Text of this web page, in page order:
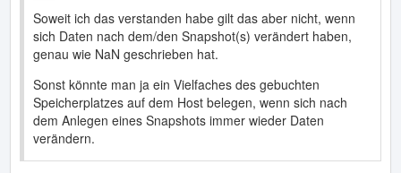
Soweit ich das verstanden habe gilt das aber nicht, wenn
sich Daten nach dem/den Snapshot(s) verändert haben,
genau wie NaN geschrieben hat.
Sonst könnte man ja ein Vielfaches des gebuchten
Speicherplatzes auf dem Host belegen, wenn sich nach
dem Anlegen eines Snapshots immer wieder Daten
verändern.